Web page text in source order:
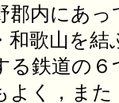
内にあっ
和歌山を
る鉄道の
よく，ま